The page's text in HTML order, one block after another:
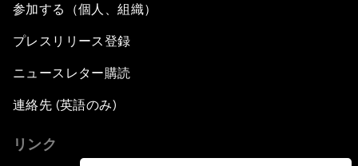
参加する（個人、組織）
プレスリリース登録
ニュースレター購読
連絡先 (英語のみ)
リンク